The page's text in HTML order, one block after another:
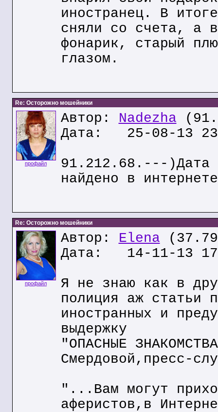
иностранец. В
сняли со счета, а
фонарик, старый
глазом.
Re: Осторожно мошейники
профайл
Автор: Nadezha
Дата: 25-08-13
91.212.68.---)Дата
найдено в интернете
Re: Осторожно мошейники
профайл
Автор: Elena
Дата: 14-11-13
Я не знаю как в
полиция аж статьи
иностранных и
выдержку
"ОПАСНЫЕ
Смердовой,пресс-
"...Вам могут
аферистов,в